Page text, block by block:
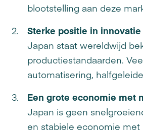
blootstelling aan deze
Sterke positie in
Japan staat wereldwijd
productiestandaarden.
automatisering,
Een grote economie met
Japan is geen
en stabiele economie